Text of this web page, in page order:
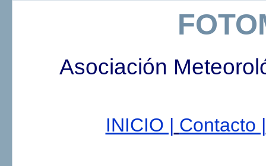
Asociación
INICIO | Contacto |